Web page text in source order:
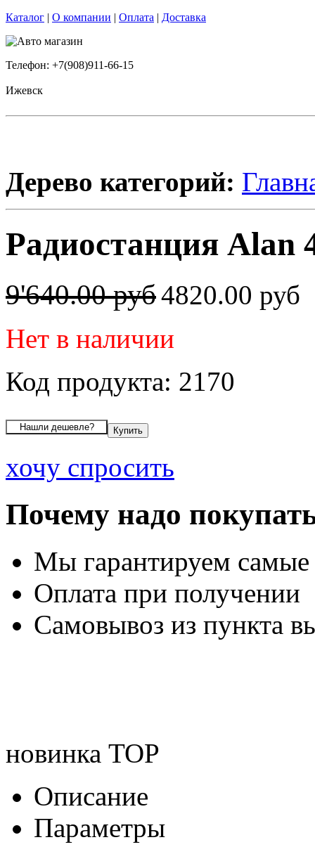
Каталог | О компании | Оплата | Доставка
Телефон: +7(908)911-66-15
Ижевск
Дерево категорий:
Радиостанция Alan
9'640.00 руб4820.00 руб
Нет в наличии
Код продукта: 2170
хочу спросить
Почему надо
Мы гарантируем
Оплата при получении
Самовывоз из пункта
новинка TOP
Описание
Параметры